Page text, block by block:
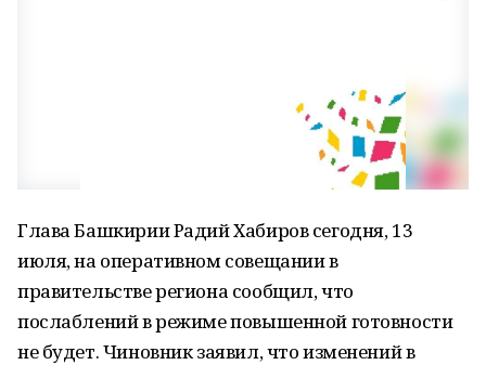
Глава Башкирии Радий Хабиров сегодня, 13
июля, на оперативном совещании в
правительстве региона сообщил, что
послаблений в режиме повышенной готовности
не будет. Чиновник заявил, что изменений в